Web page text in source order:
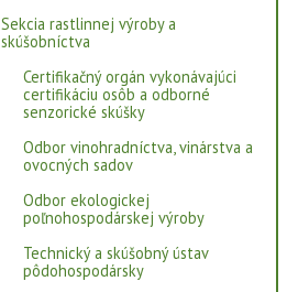
Sekcia rastlinnej výroby a
skúšobníctva
Certifikačný orgán vykonávajúci
certifikáciu osôb a odborné
senzorické skúšky
Odbor vinohradníctva, vinárstva a
ovocných sadov
Odbor ekologickej
poľnohospodárskej výroby
Technický a skúšobný ústav
pôdohospodársky